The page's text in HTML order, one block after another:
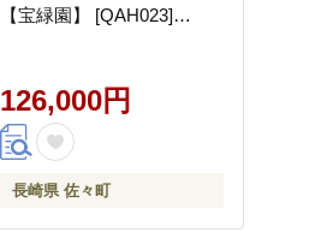
【宝緑園】 [QAH023]
126,000円
長崎県 佐々町